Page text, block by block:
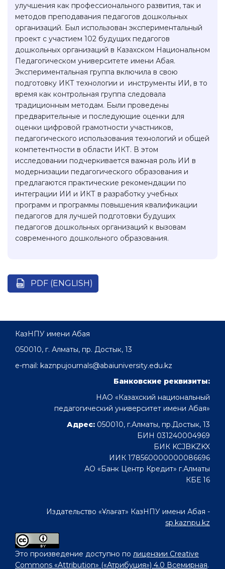
улучшения как профессионального развития, так и
методов преподавания педагогов дошкольных
организаций. Был использован экспериментальный
проект с участием 102 будущих педагогов
дошкольных организаций в Казахском Национальном
Педагогическом университете имени Абая.
Экспериментальная группа включила в свою
подготовку ИКТ технологии и инструменты ИИ, в то
время как контрольная группа следовала
традиционным методам. Были проведены
предварительные и последующие оценки для
оценки цифровой грамотности участников,
педагогического использования технологий и общей
компетентности в области ИКТ. В этом
исследовании подчеркивается важная роль ИИ в
модернизации педагогического образования и
предлагаются практические рекомендации по
интеграции ИИ и ИКТ в разработку учебных
программ и программы повышения квалификации
педагогов для лучшей подготовки будущих
педагогов дошкольных организаций к вызовам
современного дошкольного образования.
PDF (ENGLISH)
КазНПУ имени Абая
050010, г. Алматы, пр. Достык, 13
e-mail: kaznpujournals@abaiuniversity.edu.kz
Банковские реквизиты:
НАО «Казахский национальный
педагогический университет имени Абая»
Адрес: 050010, г.Алматы, пр.Достык, 13
БИН 031240004969
БИК KCJBKZKX
ИИК 178560000000086696
АО «Банк Центр Кредит» г.Алматы
КБЕ 16
Издательство «Ұлағат» КазНПУ имени Абая -
sp.kaznpu.kz
Это произведение доступно по лицензии Creative
Commons «Attribution» («Атрибуция») 4.0 Всемирная.